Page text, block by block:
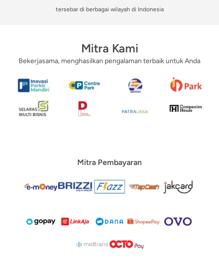
tersebar di berbagai wilayah di Indonesia
Mitra Kami
Bekerjasama, menghasilkan pengalaman terbaik untuk Anda
Mitra Pembayaran